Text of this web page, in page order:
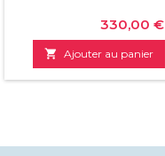
Prix
330,00 €
 Ajouter au panier